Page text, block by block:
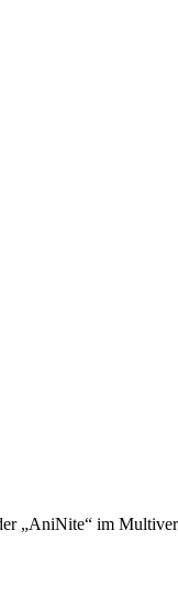
„AniNite“ im